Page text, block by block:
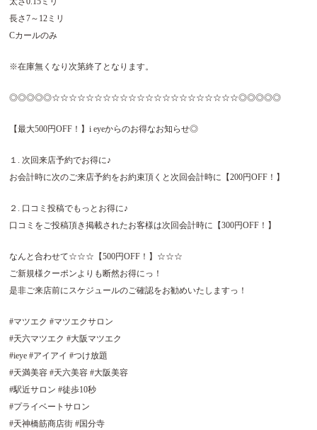
長さ7～12ミリ
Cカールのみ
※在庫無くなり次第終了となります。
◎◎◎◎◎☆☆☆☆☆☆☆☆☆☆☆☆☆☆☆☆☆☆☆☆☆☆◎◎◎◎◎
【最大500円OFF！】i eyeからのお得なお知らせ◎
１. 次回来店予約でお得に♪
お会計時に次のご来店予約をお約束頂くと次回会計時に【200円OFF！】
２. 口コミ投稿でもっとお得に♪
口コミをご投稿頂き掲載されたお客様は次回会計時に【300円OFF！】
なんと合わせて☆☆☆【500円OFF！】☆☆☆
ご新規様クーポンよりも断然お得にっ！
是非ご来店前にスケジュールのご確認をお勧めいたしますっ！
#マツエク #マツエクサロン
#天六マツエク #大阪マツエク
#ieye #アイアイ #つけ放題
#天満美容 #天六美容 #大阪美容
#駅近サロン #徒歩10秒
#プライベートサロン
#天神橋筋商店街 #国分寺